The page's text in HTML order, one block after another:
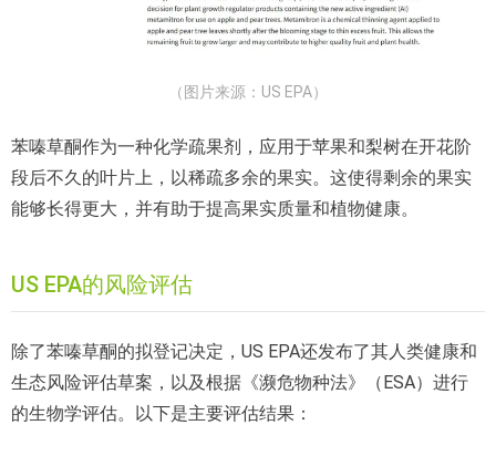
（图片来源：US EPA）
苯嗪草酮作为一种化学疏果剂，应用于苹果和梨树在开花阶
段后不久的叶片上，以稀疏多余的果实。这使得剩余的果实
能够长得更大，并有助于提高果实质量和植物健康。
US EPA的风险评估
除了苯嗪草酮的拟登记决定，US EPA还发布了其人类健康和
生态风险评估草案，以及根据《濒危物种法》（ESA）进行
的生物学评估。以下是主要评估结果：